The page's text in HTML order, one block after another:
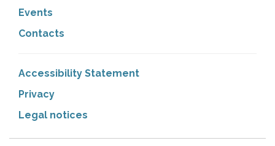
Events
Contacts
Accessibility Statement
Privacy
Legal notices